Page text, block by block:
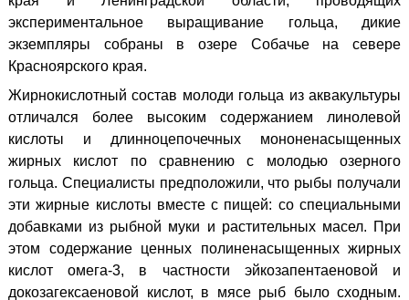
экспериментальное выращивание гольца, дикие
экземпляры собраны в озере Собачье на севере
Красноярского края.
Жирнокислотный состав молоди гольца из аквакультуры
отличался более высоким содержанием линолевой
кислоты и длинноцепочечных мононенасыщенных
жирных кислот по сравнению с молодью озерного
гольца. Специалисты предположили, что рыбы получали
эти жирные кислоты вместе с пищей: со специальными
добавками из рыбной муки и растительных масел. При
этом содержание ценных полиненасыщенных жирных
кислот омега-3, в частности эйкозапентаеновой и
докозагексаеновой кислот, в мясе рыб было сходным.